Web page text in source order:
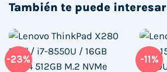
También te puede interesar
-23% -11%